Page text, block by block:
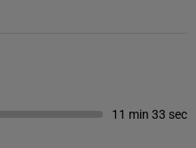
11 min 33 sec